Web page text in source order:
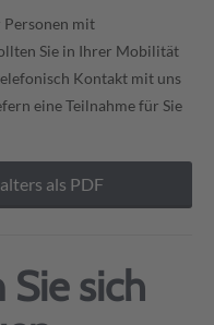
Personen mit
Sie in Ihrer Mobilität
Kontakt mit uns
eine Teilnahme für Sie
als PDF
sich